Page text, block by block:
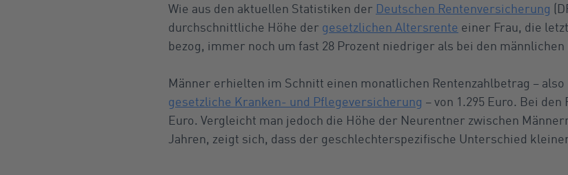
Wie aus den aktuellen Statistiken der Deutschen Rentenversicherung
durchschnittliche Höhe der gesetzlichen Altersrente einer Frau, die
bezog, immer noch um fast 28 Prozent niedriger als bei den
Männer erhielten im Schnitt einen monatlichen Rentenzahlbetrag –
gesetzliche Kranken- und Pflegeversicherung – von 1.295 Euro. Bei
Euro. Vergleicht man jedoch die Höhe der Neurentner zwischen
Jahren, zeigt sich, dass der geschlechterspezifische Unterschied